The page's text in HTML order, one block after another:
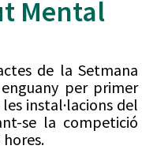
a l'autoocupació
d'euros del Pla de
Quatre Cantons i
16a edició i dona el
Mental
de la Setmana
per primer
instal·lacions del
se la competició